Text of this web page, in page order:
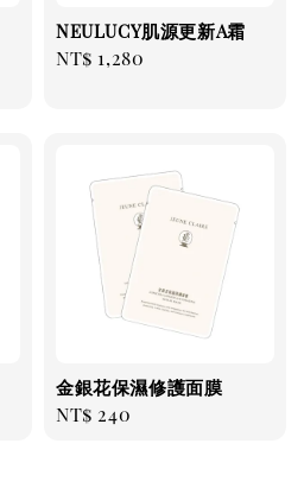
NEULUCY肌源更新A霜
Regular
NT$ 1,280
金銀花保濕修護面膜
Regular
NT$ 240